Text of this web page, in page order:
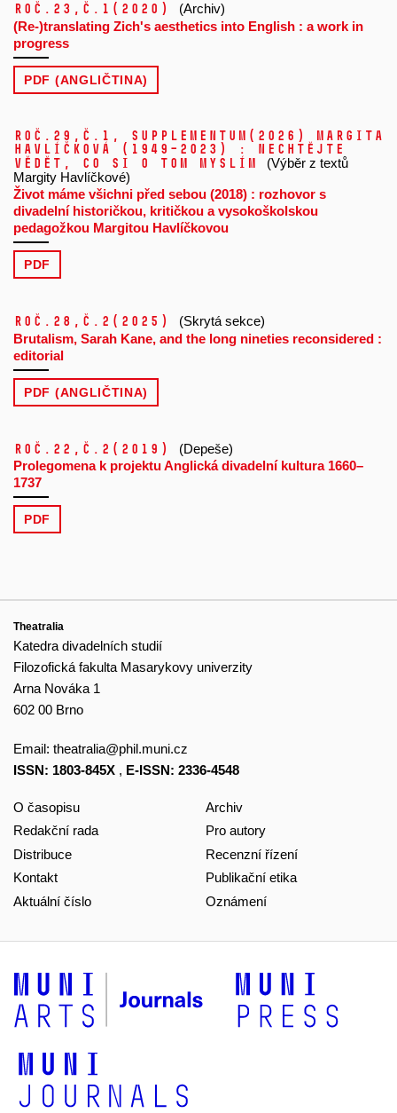
Roč.23, č.1 (2020)
(Archiv)
(Re-)translating Zich's aesthetics into English : a work in
progress
PDF (ANGLIČTINA)
Roč.29, č.1, Supplementum (2026)
Margita
Havlíčková (1949–2023) : Nechtějte
vědět, co si o tom myslím
(Výběr z textů
Margity Havlíčkové)
Život máme všichni před sebou (2018) : rozhovor s
divadelní historičkou, kritičkou a vysokoškolskou
pedagožkou Margitou Havlíčkovou
PDF
Roč.28, č.2 (2025)
(Skrytá sekce)
Brutalism, Sarah Kane, and the long nineties reconsidered :
editorial
PDF (ANGLIČTINA)
Roč.22, č.2 (2019)
(Depeše)
Prolegomena k projektu Anglická divadelní kultura 1660–
1737
PDF
Theatralia
Katedra divadelních studií
Filozofická fakulta Masarykovy univerzity
Arna Nováka 1
602 00 Brno
Email: theatralia@phil.muni.cz
ISSN: 1803-845X , E-ISSN: 2336-4548
O časopisu
Redakční rada
Distribuce
Kontakt
Aktuální číslo
Archiv
Pro autory
Recenzní řízení
Publikační etika
Oznámení